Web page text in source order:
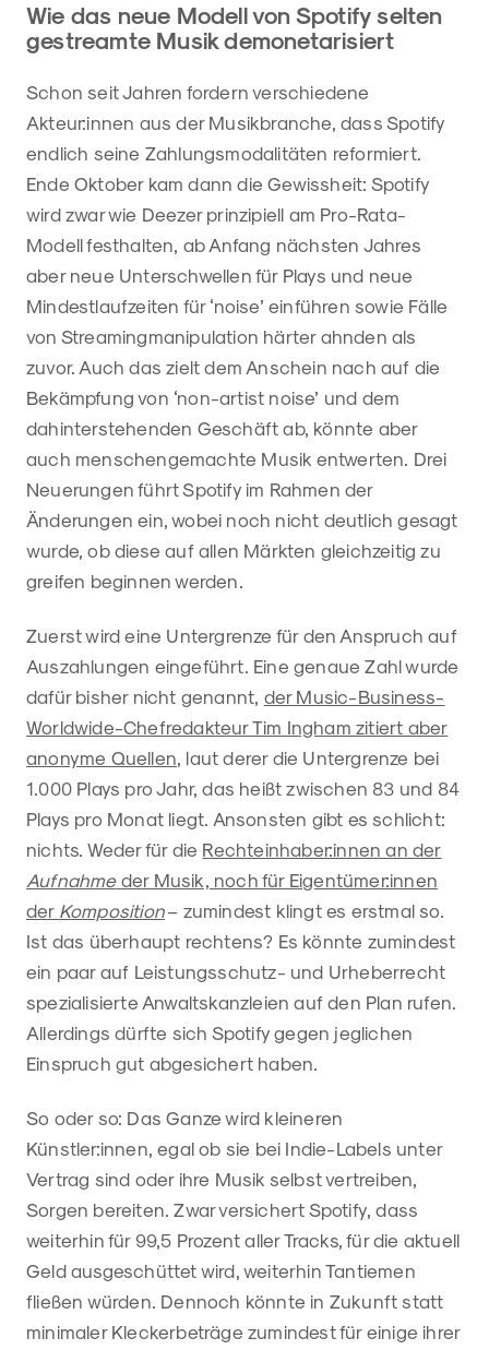
Wie das neue Modell von Spotify selten
gestreamte Musik demonetarisiert
Schon seit Jahren fordern verschiedene
Akteur:innen aus der Musikbranche, dass Spotify
endlich seine Zahlungsmodalitäten reformiert.
Ende Oktober kam dann die Gewissheit: Spotify
wird zwar wie Deezer prinzipiell am Pro-Rata-
Modell festhalten, ab Anfang nächsten Jahres
aber neue Unterschwellen für Plays und neue
Mindestlaufzeiten für ‘noise’ einführen sowie Fälle
von Streamingmanipulation härter ahnden als
zuvor. Auch das zielt dem Anschein nach auf die
Bekämpfung von ‘non-artist noise’ und dem
dahinterstehenden Geschäft ab, könnte aber
auch menschengemachte Musik entwerten. Drei
Neuerungen führt Spotify im Rahmen der
Änderungen ein, wobei noch nicht deutlich gesagt
wurde, ob diese auf allen Märkten gleichzeitig zu
greifen beginnen werden.
Zuerst wird eine Untergrenze für den Anspruch auf
Auszahlungen eingeführt. Eine genaue Zahl wurde
dafür bisher nicht genannt, der Music-Business-
Worldwide-Chefredakteur Tim Ingham zitiert aber
anonyme Quellen, laut derer die Untergrenze bei
1.000 Plays pro Jahr, das heißt zwischen 83 und 84
Plays pro Monat liegt. Ansonsten gibt es schlicht:
nichts. Weder für die Rechteinhaber:innen an der
Aufnahmeder Musik, noch für Eigentümer:innen
der Komposition– zumindest klingt es erstmal so.
Ist das überhaupt rechtens? Es könnte zumindest
ein paar auf Leistungsschutz- und Urheberrecht
spezialisierte Anwaltskanzleien auf den Plan rufen.
Allerdings dürfte sich Spotify gegen jeglichen
Einspruch gut abgesichert haben.
So oder so: Das Ganze wird kleineren
Künstler:innen, egal ob sie bei Indie-Labels unter
Vertrag sind oder ihre Musik selbst vertreiben,
Sorgen bereiten. Zwar versichert Spotify, dass
weiterhin für 99,5 Prozent aller Tracks, für die aktuell
Geld ausgeschüttet wird, weiterhin Tantiemen
fließen würden. Dennoch könnte in Zukunft statt
minimaler Kleckerbeträge zumindest für einige ihrer